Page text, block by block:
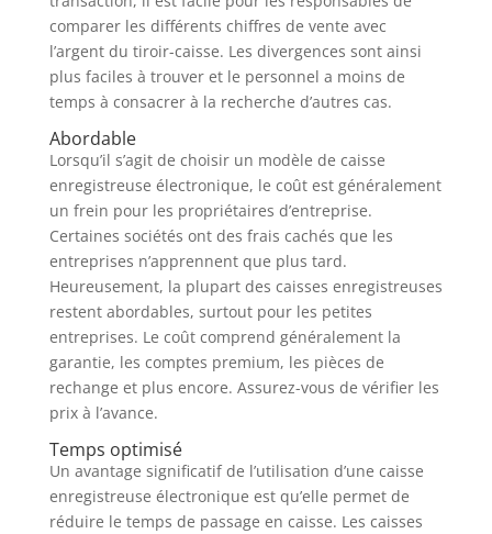
comparer les différents chiffres de vente avec
l’argent du tiroir-caisse. Les divergences sont ainsi
plus faciles à trouver et le personnel a moins de
temps à consacrer à la recherche d’autres cas.
Abordable
Lorsqu’il s’agit de choisir un modèle de caisse
enregistreuse électronique, le coût est généralement
un frein pour les propriétaires d’entreprise.
Certaines sociétés ont des frais cachés que les
entreprises n’apprennent que plus tard.
Heureusement, la plupart des caisses enregistreuses
restent abordables, surtout pour les petites
entreprises. Le coût comprend généralement la
garantie, les comptes premium, les pièces de
rechange et plus encore. Assurez-vous de vérifier les
prix à l’avance.
Temps optimisé
Un avantage significatif de l’utilisation d’une caisse
enregistreuse électronique est qu’elle permet de
réduire le temps de passage en caisse. Les caisses